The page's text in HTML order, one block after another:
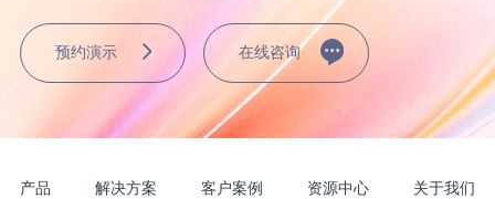
预约演示 在线咨询
产品 解决方案 客户案例 资源中心 关于我们